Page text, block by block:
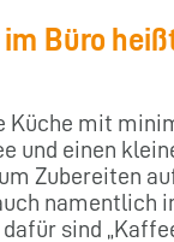
im Büro
Küche mit
und einen
Zubereiten
namentlich
sind